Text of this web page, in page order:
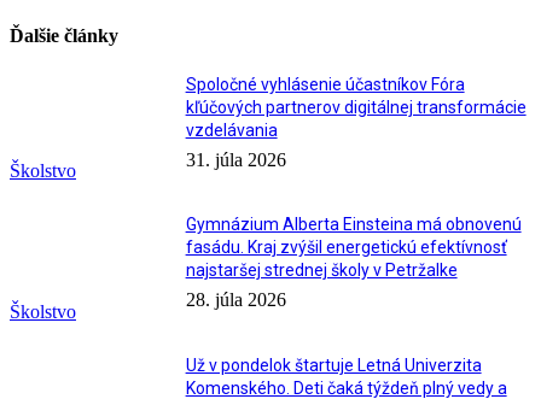
Ďalšie články
Školstvo
Spoločné vyhlásenie účastníkov Fóra
kľúčových partnerov digitálnej transformácie
vzdelávania
31. júla 2026
Školstvo
Gymnázium Alberta Einsteina má obnovenú
fasádu. Kraj zvýšil energetickú efektívnosť
najstaršej strednej školy v Petržalke
28. júla 2026
Už v pondelok štartuje Letná Univerzita
Komenského. Deti čaká týždeň plný vedy a